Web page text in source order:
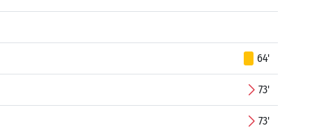
64'
73'
73'